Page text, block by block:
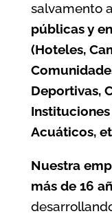
salvamento
públicas y
(Hoteles,
Deportivas,
Acuáticos,
Nuestra
más de 16